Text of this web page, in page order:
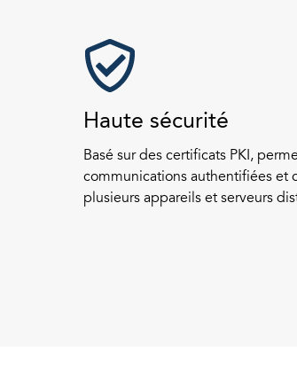
Haute sécurité
Basé sur des certificats PKI,
communications authentifiées et
plusieurs appareils et serveurs